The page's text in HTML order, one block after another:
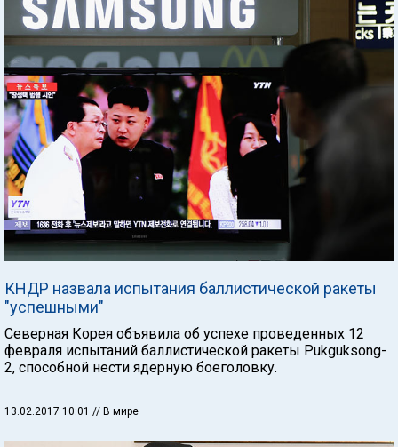
КНДР назвала испытания баллистической ракеты
"успешными"
Северная Корея объявила об успехе проведенных 12
февраля испытаний баллистической ракеты Pukguksong-
2, способной нести ядерную боеголовку.
13.02.2017 10:01 // В мире